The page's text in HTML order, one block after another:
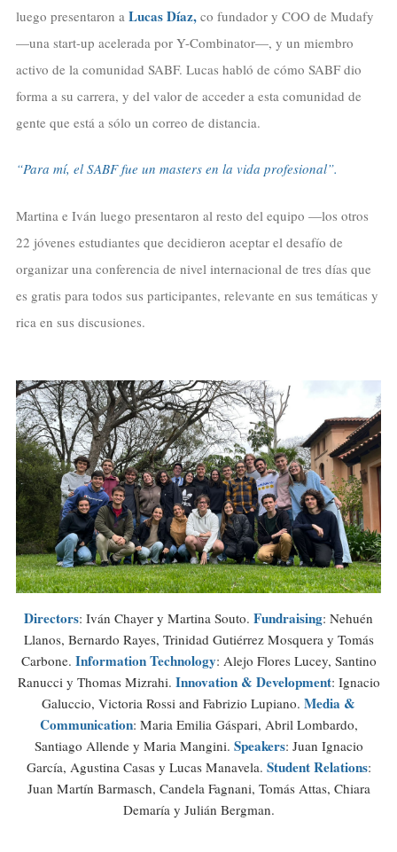
luego presentaron a Lucas Díaz, co fundador y COO de Mudafy
—una start-up acelerada por Y-Combinator—, y un miembro
activo de la comunidad SABF. Lucas habló de cómo SABF dio
forma a su carrera, y del valor de acceder a esta comunidad de
gente que está a sólo un correo de distancia.
“Para mí, el SABF fue un masters en la vida profesional”.
Martina e Iván luego presentaron al resto del equipo —los otros
22 jóvenes estudiantes que decidieron aceptar el desafío de
organizar una conferencia de nivel internacional de tres días que
es gratis para todos sus participantes, relevante en sus temáticas y
rica en sus discusiones.
Directors: Iván Chayer y Martina Souto. Fundraising: Nehuén
Llanos, Bernardo Rayes, Trinidad Gutiérrez Mosquera y Tomás
Carbone. Information Technology: Alejo Flores Lucey, Santino
Ranucci y Thomas Mizrahi. Innovation & Development: Ignacio
Galuccio, Victoria Rossi and Fabrizio Lupiano. Media &
Communication: Maria Emilia Gáspari, Abril Lombardo,
Santiago Allende y Maria Mangini. Speakers: Juan Ignacio
García, Agustina Casas y Lucas Manavela. Student Relations:
Juan Martín Barmasch, Candela Fagnani, Tomás Attas, Chiara
Demaría y Julián Bergman.